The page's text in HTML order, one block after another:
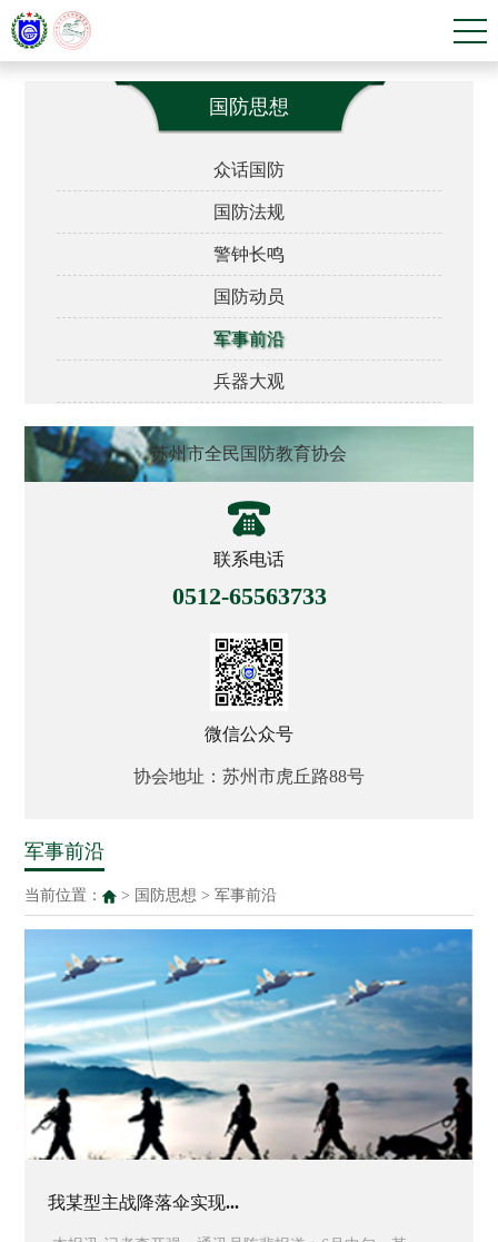
国防思想
众话国防
国防法规
警钟长鸣
国防动员
军事前沿
兵器大观
苏州市全民国防教育协会
联系电话
0512-65563733
微信公众号
协会地址：苏州市虎丘路88号
军事前沿
当前位置： > 国防思想 >军事前沿
我某型主战降落伞实现...